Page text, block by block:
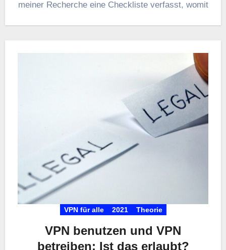
meiner Recherche eine Checkliste verfasst, womit
VPN für alle 2021 Theorie
VPN benutzen und VPN
betreiben: Ist das erlaubt?